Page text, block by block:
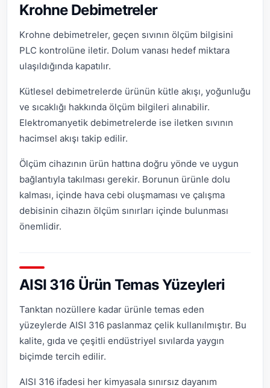
Krohne Debimetreler
Krohne debimetreler, geçen sıvının ölçüm bilgisini
PLC kontrolüne iletir. Dolum vanası hedef miktara
ulaşıldığında kapatılır.
Kütlesel debimetrelerde ürünün kütle akışı, yoğunluğu
ve sıcaklığı hakkında ölçüm bilgileri alınabilir.
Elektromanyetik debimetrelerde ise iletken sıvının
hacimsel akışı takip edilir.
Ölçüm cihazının ürün hattına doğru yönde ve uygun
bağlantıyla takılması gerekir. Borunun ürünle dolu
kalması, içinde hava cebi oluşmaması ve çalışma
debisinin cihazın ölçüm sınırları içinde bulunması
önemlidir.
AISI 316 Ürün Temas Yüzeyleri
Tanktan nozüllere kadar ürünle temas eden
yüzeylerde AISI 316 paslanmaz çelik kullanılmıştır. Bu
kalite, gıda ve çeşitli endüstriyel sıvılarda yaygın
biçimde tercih edilir.
AISI 316 ifadesi her kimyasala sınırsız dayanım